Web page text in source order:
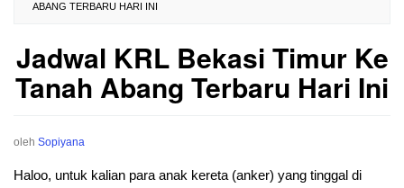
ABANG TERBARU HARI INI
Jadwal KRL Bekasi Timur Ke
Tanah Abang Terbaru Hari Ini
oleh Sopiyana
Haloo, untuk kalian para anak kereta (anker) yang tinggal di